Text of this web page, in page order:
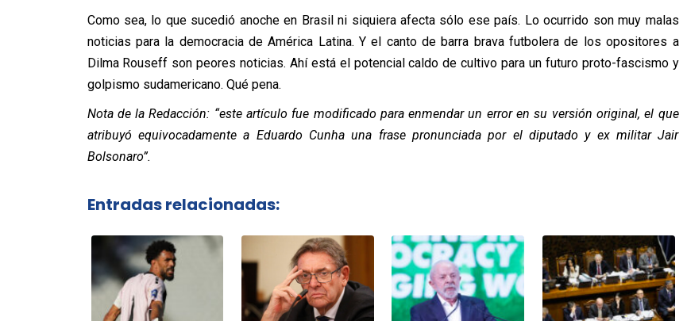
Como sea, lo que sucedió anoche en Brasil ni siquiera afecta sólo ese país. Lo ocurrido son muy malas
noticias para la democracia de América Latina. Y el canto de barra brava futbolera de los opositores a
Dilma Rouseff son peores noticias. Ahí está el potencial caldo de cultivo para un futuro proto-fascismo y
golpismo sudamericano. Qué pena.
Nota de la Redacción: “este artículo fue modificado para enmendar un error en su versión original, el que
atribuyó equivocadamente a Eduardo Cunha una frase pronunciada por el diputado y ex militar Jair
Bolsonaro”.
Entradas relacionadas: